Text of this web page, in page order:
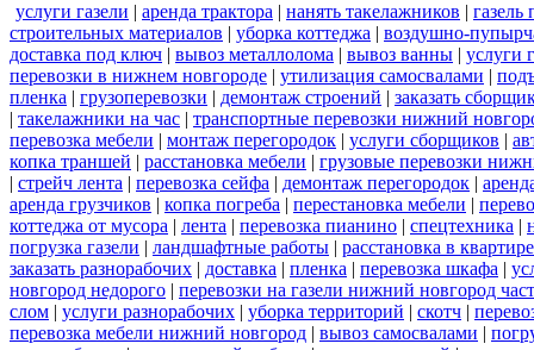
услуги газели | аренда трактора | нанять такелажников |
строительных материалов | уборка коттеджа | воздушно-
доставка под ключ | вывоз металлолома | вывоз ванны | услуги
перевозки в нижнем новгороде | утилизация самосвалами |
пленка | грузоперевозки | демонтаж строений | заказать
| такелажники на час | транспортные перевозки нижний
перевозка мебели | монтаж перегородок | услуги сборщиков |
копка траншей | расстановка мебели | грузовые перевозки
| стрейч лента | перевозка сейфа | демонтаж перегородок |
аренда грузчиков | копка погреба | перестановка мебели |
коттеджа от мусора | лента | перевозка пианино | спецтехника |
погрузка газели | ландшафтные работы | расстановка в квартире
заказать разнорабочих | доставка | пленка | перевозка шкафа |
новгород недорого | перевозки на газели нижний новгород
слом | услуги разнорабочих | уборка территорий | скотч |
перевозка мебели нижний новгород | вывоз самосвалами |